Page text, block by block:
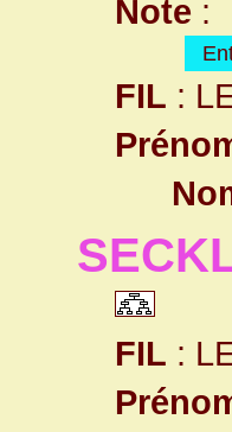
Note :
FIL :
FIL :